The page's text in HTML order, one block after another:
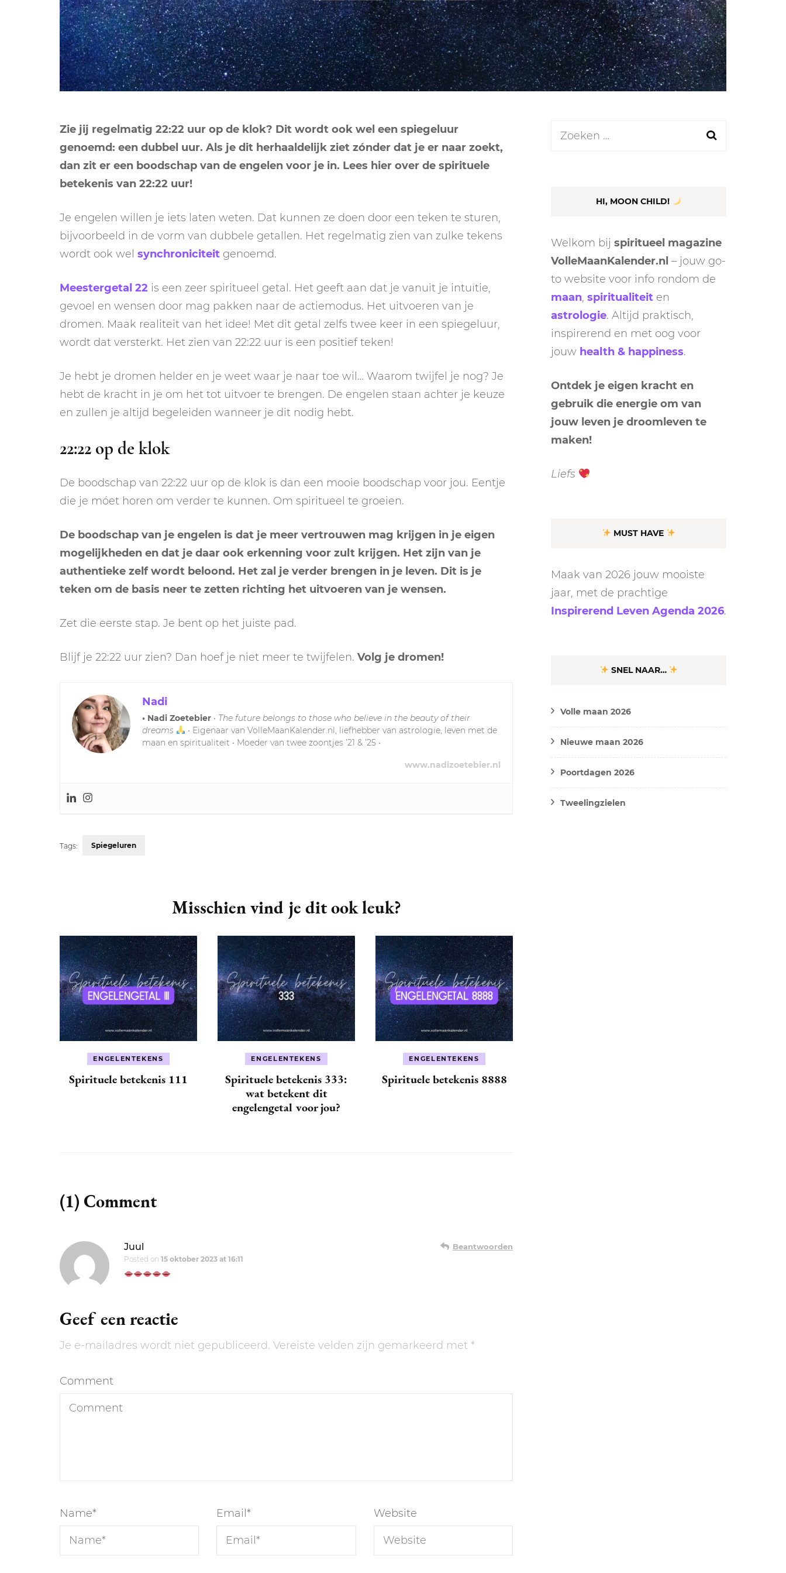
NEGENDE HUIS
TIENDE HUIS
ELFDE HUIS
NEPTUNUS
PLUTO
CHIRON
ORAKEL
RITUELEN
NIEUWE MAAN
RITUELEN
MERCURIUS
RETROGRADE RITUEEL
SPIRIT ANIMALS
Zie jij regelmatig 22:22 uur op de klok? Dit wordt ook wel een spiegeluur
genoemd: een dubbel uur. Als je dit herhaaldelijk ziet zónder dat je er naar zoekt,
dan zit er een boodschap van de engelen voor je in. Lees hier over de spirituele
betekenis van 22:22 uur!
Je engelen willen je iets laten weten. Dat kunnen ze doen door een teken te sturen,
bijvoorbeeld in de vorm van dubbele getallen. Het regelmatig zien van zulke tekens
wordt ook wel synchroniciteit genoemd.
Meestergetal 22 is een zeer spiritueel getal. Het geeft aan dat je vanuit je intuïtie,
gevoel en wensen door mag pakken naar de actiemodus. Het uitvoeren van je
dromen. Maak realiteit van het idee! Met dit getal zelfs twee keer in een spiegeluur,
wordt dat versterkt. Het zien van 22:22 uur is een positief teken!
Je hebt je dromen helder en je weet waar je naar toe wil… Waarom twijfel je nog? Je
hebt de kracht in je om het tot uitvoer te brengen. De engelen staan achter je keuze
en zullen je altijd begeleiden wanneer je dit nodig hebt.
22:22 op de klok
De boodschap van 22:22 uur op de klok is dan een mooie boodschap voor jou. Eentje
die je móet horen om verder te kunnen. Om spiritueel te groeien.
De boodschap van je engelen is dat je meer vertrouwen mag krijgen in je eigen
mogelijkheden en dat je daar ook erkenning voor zult krijgen. Het zijn van je
authentieke zelf wordt beloond. Het zal je verder brengen in je leven. Dit is je
teken om de basis neer te zetten richting het uitvoeren van je wensen.
Zet die eerste stap. Je bent op het juiste pad.
Blijf je 22:22 uur zien? Dan hoef je niet meer te twijfelen. Volg je dromen!
Nadi
• Nadi Zoetebier • The future belongs to those who believe in the beauty of their
dreams
• Eigenaar van VolleMaanKalender.nl, liefhebber van astrologie, leven met de
maan en spiritualiteit • Moeder van twee zoontjes ’21 & ’25 •
www.nadizoetebier.nl
Tags: Spiegeluren
Misschien vind je dit ook leuk?
ENGELENTEKENS
Spirituele betekenis 111
ENGELENTEKENS
Spirituele betekenis 333:
wat betekent dit
engelengetal voor jou?
ENGELENTEKENS
Spirituele betekenis 8888
(1) Comment
Juul
Posted on 15 oktober 2023 at 16:11
Beantwoorden
Geef een reactie
Je e-mailadres wordt niet gepubliceerd. Vereiste velden zijn gemarkeerd met *
Comment
Name* Email* Website
Zoeken
HI, MOON CHILD!
Welkom bij spiritueel magazine
VolleMaanKalender.nl – jouw go-
to website voor info rondom de
maan, spiritualiteit en
astrologie. Altijd praktisch,
inspirerend en met oog voor
jouw health & happiness.
Ontdek je eigen kracht en
gebruik die energie om van
jouw leven je droomleven te
maken!
Liefs
MUST HAVE
Maak van 2026 jouw mooiste
jaar, met de prachtige
Inspirerend Leven Agenda 2026.
SNEL NAAR…
Volle maan 2026
Nieuwe maan 2026
Poortdagen 2026
Tweelingzielen